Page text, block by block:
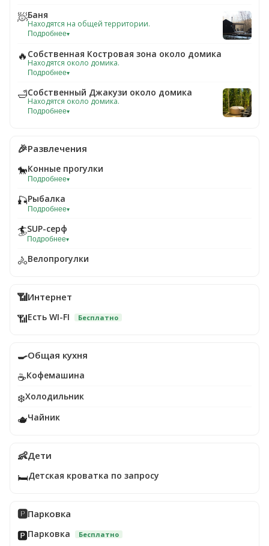
🧖Баня
Находятся на общей территории.
Подробнее▾
🔥 Собственная Костровая зона около домика
Находятся около домика.
Подробнее▾
🛁Собственный Джакузи около домика
Находятся около домика.
Подробнее▾
🎉Развлечения
🐎Конные прогулки
Подробнее▾
🎣Рыбалка
Подробнее▾
🏄SUP-серф
Подробнее▾
🚴Велопрогулки
📶Интернет
📶Есть WI-FI Бесплатно
🍳Общая кухня
☕Кофемашина
❄️Холодильник
🫖Чайник
👶Дети
🛏️Детская кроватка по запросу
🅿️Парковка
🅿️Парковка Бесплатно